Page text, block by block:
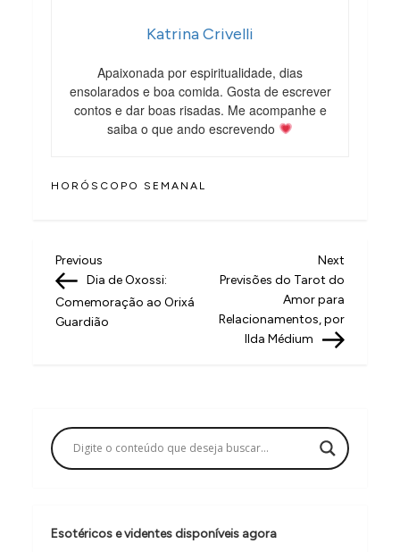
Katrina Crivelli
Apaixonada por espiritualidade, dias
ensolarados e boa comida. Gosta de escrever
contos e dar boas risadas. Me acompanhe e
saiba o que ando escrevendo
HORÓSCOPO SEMANAL
N
a
v
ç
ã
d
Previous
Post
Previous
Dia de Oxossi:
Comemoração ao Orixá
Guardião
Next
Post
Next
Previsões do Tarot do
Amor para
Relacionamentos, por
Ilda Médium
Esotéricos e videntes disponíveis agora